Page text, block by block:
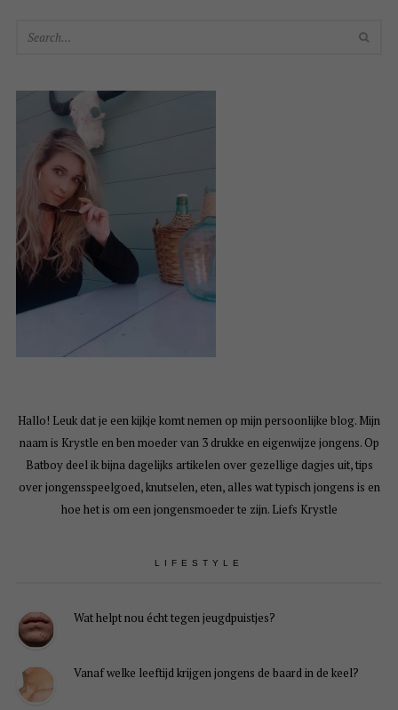
Hallo! Leuk dat je een kijkje komt nemen op mijn persoonlijke blog. Mijn
naam is Krystle en ben moeder van 3 drukke en eigenwijze jongens. Op
Batboy deel ik bijna dagelijks artikelen over gezellige dagjes uit, tips
over jongensspeelgoed, knutselen, eten, alles wat typisch jongens is en
hoe het is om een jongensmoeder te zijn. Liefs Krystle
LIFESTYLE
Wat helpt nou écht tegen jeugdpuistjes?
Vanaf welke leeftijd krijgen jongens de baard in de keel?